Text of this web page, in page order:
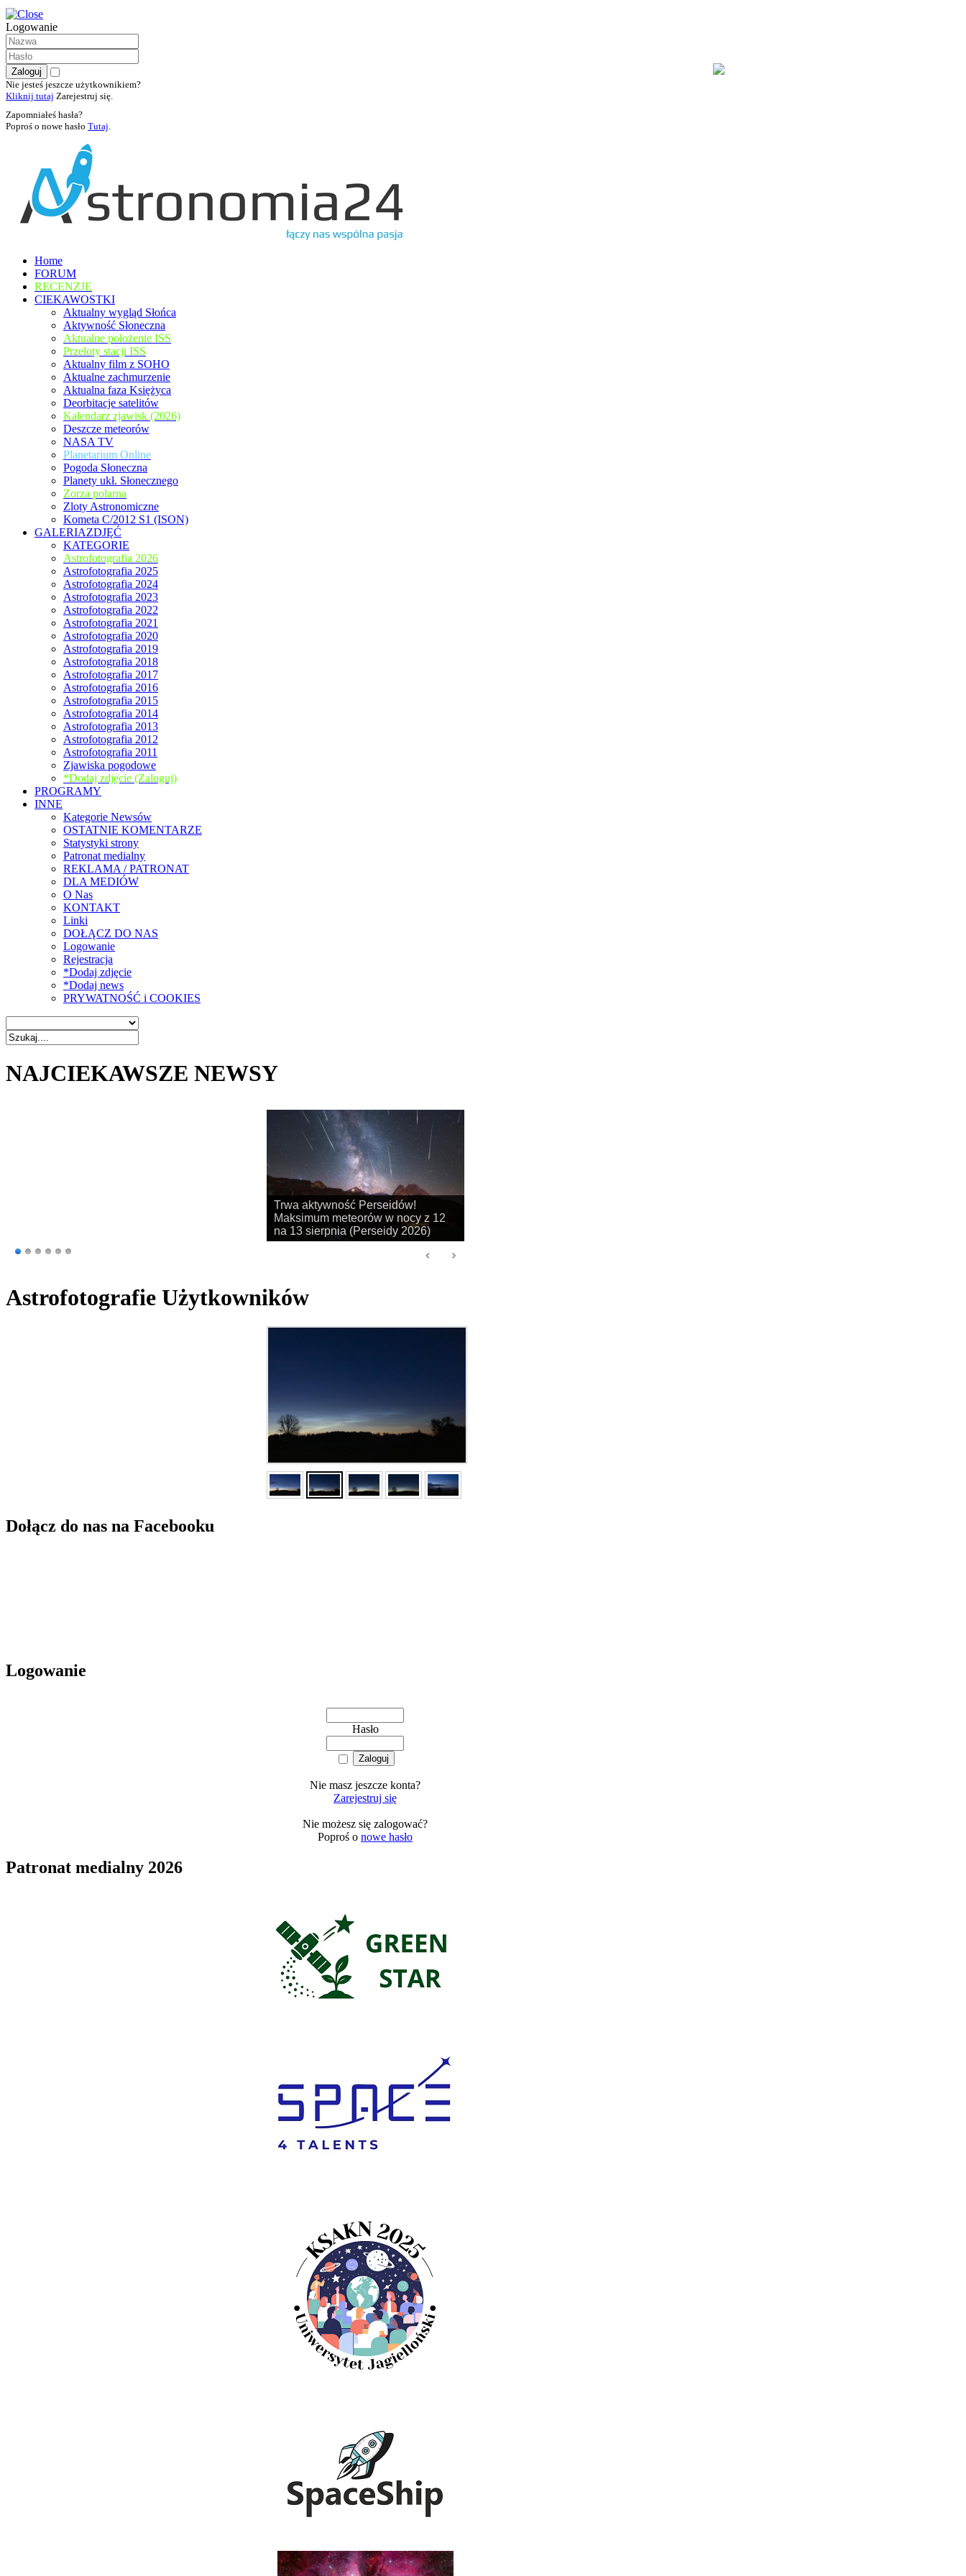
Logowanie
Nie jesteś jeszcze użytkownikiem?
Kliknij tutaj Zarejestruj się.
Zapomniałeś hasła?
Poproś o nowe hasło Tutaj.
Home
FORUM
RECENZJE
CIEKAWOSTKI
Aktualny wygląd Słońca
Aktywność Słoneczna
Aktualne położenie ISS
Przeloty stacji ISS
Aktualny film z SOHO
Aktualne zachmurzenie
Aktualna faza Księżyca
Deorbitacje satelitów
Kalendarz zjawisk (2026)
Deszcze meteorów
NASA TV
Planetarium Online
Pogoda Słoneczna
Planety ukł. Słonecznego
Zorza polarna
Zloty Astronomiczne
Kometa C/2012 S1 (ISON)
GALERIAZDJĘĆ
KATEGORIE
Astrofotografia 2026
Astrofotografia 2025
Astrofotografia 2024
Astrofotografia 2023
Astrofotografia 2022
Astrofotografia 2021
Astrofotografia 2020
Astrofotografia 2019
Astrofotografia 2018
Astrofotografia 2017
Astrofotografia 2016
Astrofotografia 2015
Astrofotografia 2014
Astrofotografia 2013
Astrofotografia 2012
Astrofotografia 2011
Zjawiska pogodowe
*Dodaj zdjęcie (Zaloguj)
PROGRAMY
INNE
Kategorie Newsów
OSTATNIE KOMENTARZE
Statystyki strony
Patronat medialny
REKLAMA / PATRONAT
DLA MEDIÓW
O Nas
KONTAKT
Linki
DOŁĄCZ DO NAS
Logowanie
Rejestracja
*Dodaj zdjęcie
*Dodaj news
PRYWATNOŚĆ i COOKIES
NAJCIEKAWSZE NEWSY
Rozpoczyna się sezon na
obserwacje obłoków srebrzystych!
Astrofotografie Użytkowników
Dołącz do nas na Facebooku
Logowanie
Hasło
Nie masz jeszcze konta?
Zarejestruj się
Nie możesz się zalogować?
Poproś o nowe hasło
Patronat medialny 2026